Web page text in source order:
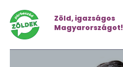
Zöld, igazságos
Magyarországot!